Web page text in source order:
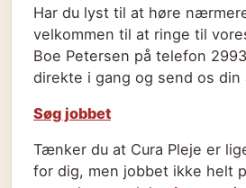
Har du lyst til at høre
velkommen til at ringe til
Boe Petersen på telefon
direkte i gang og send os din
Søg jobbet
Tænker du at Cura Pleje er
for dig, men jobbet ikke helt